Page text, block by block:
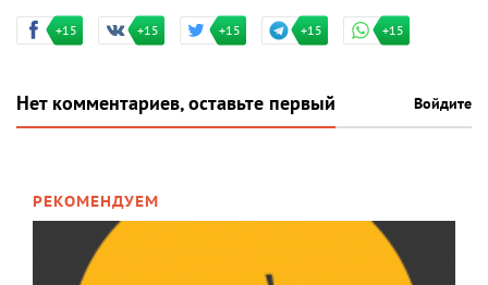
+15 +15 +15 +15 +15
Нет комментариев, оставьте первый Войдите
РЕКОМЕНДУЕМ